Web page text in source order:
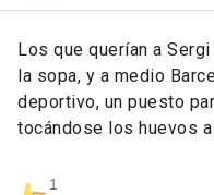
Los que querían a
la sopa, y a medio
deportivo, un puesto
tocándose los huevos
1